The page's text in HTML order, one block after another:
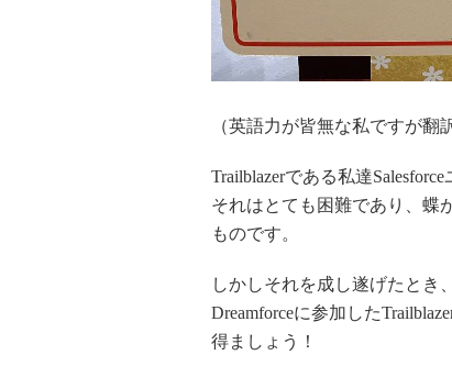
（英語力が皆無な私ですが翻
Trailblazerである私達
それはとても困難であり、蝶
ものです。
しかしそれを成し遂げたとき
Dreamforceに参加した
得ましょう！